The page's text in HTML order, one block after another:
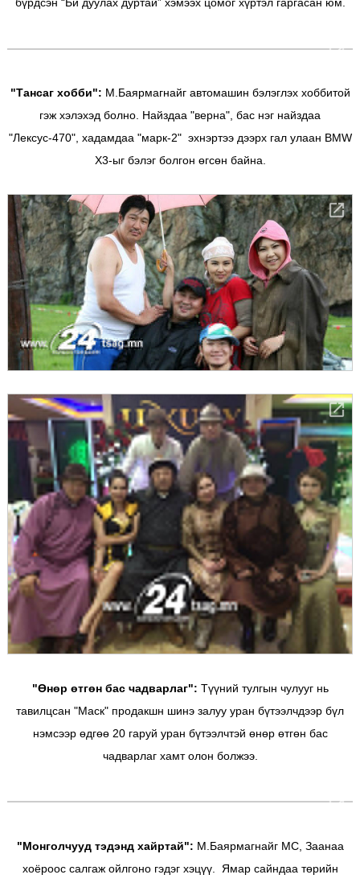
бүрдсэн “Би дуулах дуртай” хэмээх цомог хүртэл гаргасан юм.
"Тансаг хобби": М.Баярмагнайг автомашин бэлэглэх хоббитой
гэж хэлэхэд болно. Найздаа "верна", бас нэг найздаа
"Лексус-470", хадамдаа "марк-2" эхнэртээ дээрх гал улаан BMW
X3-ыг бэлэг болгон өгсөн байна.
"Өнөр өтгөн бас чадварлаг": Түүний тулгын чулууг нь
тавилцсан "Маск" продакшн шинэ залуу уран бүтээлчдээр бүл
нэмсээр өдгөө 20 гаруй уран бүтээлчтэй өнөр өтгөн бас
чадварлаг хамт олон болжээ.
"Монголчууд тэдэнд хайртай": М.Баярмагнайг МС, Заанаа
хоёроос салгаж ойлгоно гэдэг хэцүү. Ямар сайндаа төрийн